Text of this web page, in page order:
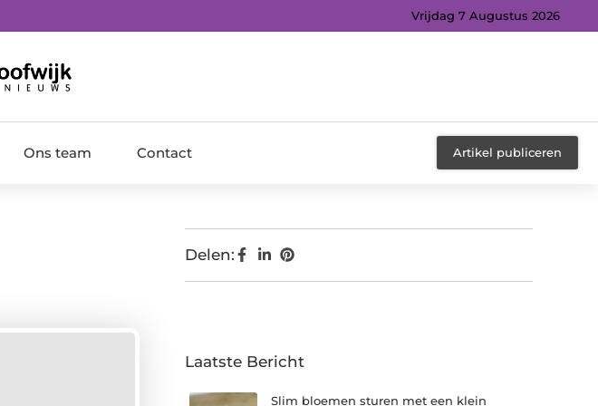
Vrijdag 7 Augustus 2026
Ons team Contact Artikel publiceren
Delen:
Laatste Bericht
Slim bloemen sturen met een klein